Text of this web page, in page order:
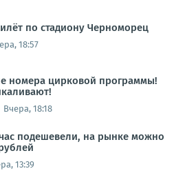
по стадиону Черноморец
18:57
номера цирковой программы!
Вчера, 18:18
подешевели, на рынке можно
13:39